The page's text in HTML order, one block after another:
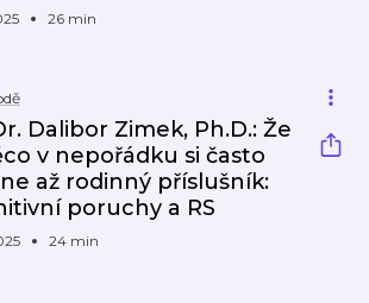
26 min
Dalibor Zimek, Ph.D.: Že
v nepořádku si často
až rodinný příslušník:
poruchy a RS
24 min